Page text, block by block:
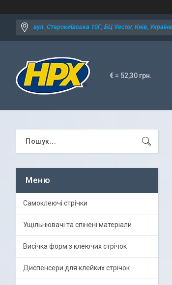
вул. Старокиївська 10Г, БЦ Vector, Київ, Україна
€ = 52,30 грн.
Самоклеючі стрічки
Ущільнювачі та спінені матеріали
Висічка форм з клеючих стрічок
Диспенсери для клейких стрічок